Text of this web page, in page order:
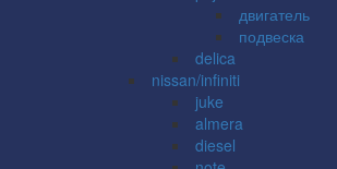
двигатель
подвеска
delica
nissan/infiniti
juke
almera
diesel